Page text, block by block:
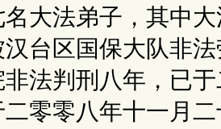
名大法弟子，其中
汉台区国保大队非
非法判刑八年，已
二零零八年十一月